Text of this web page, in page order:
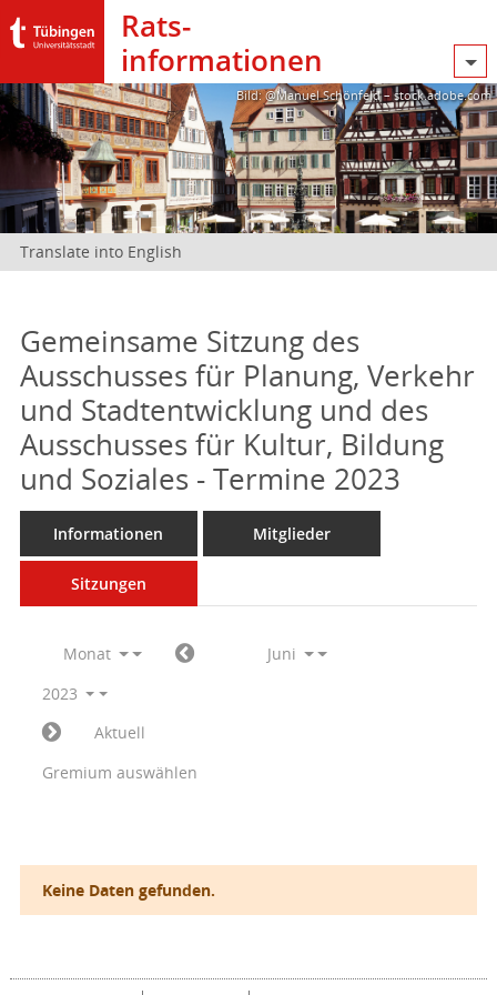
Rats­
informationen
Bild: @Manuel Schönfeld – stock.adobe.com
Translate into English
Gemeinsame Sitzung des
Ausschusses für Planung, Verkehr
und Stadtentwicklung und des
Ausschusses für Kultur, Bildung
und Soziales - Termine 2023
Informationen Mitglieder
Sitzungen
Monat
Juni
2023
Aktuell
Gremium auswählen
Keine Daten gefunden.